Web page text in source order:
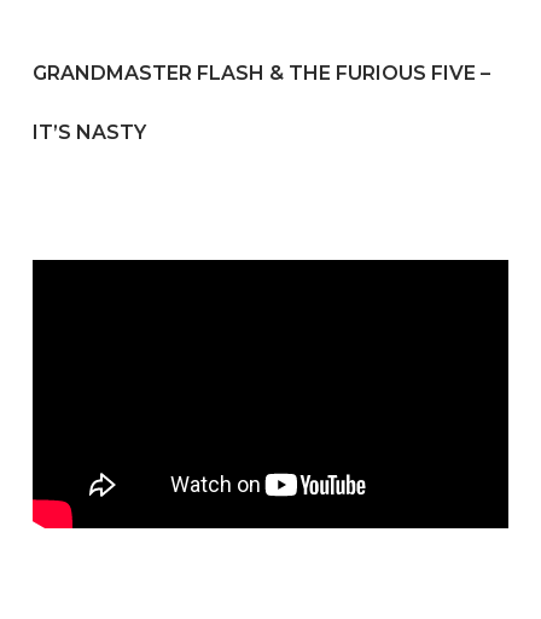
GRANDMASTER FLASH & THE FURIOUS FIVE –
IT’S NASTY